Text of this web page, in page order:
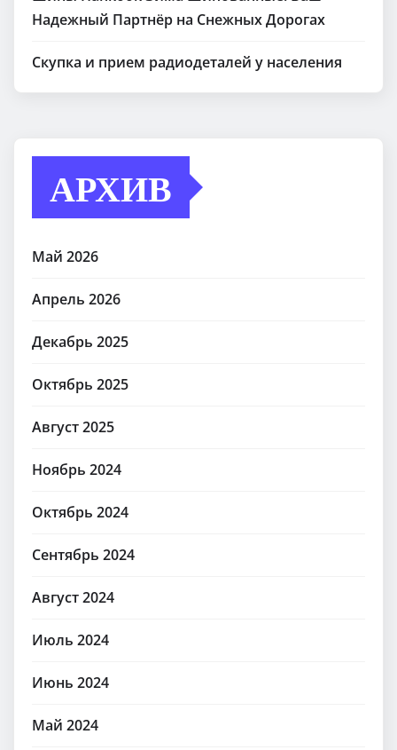
Надежный Партнёр на Снежных Дорогах
Скупка и прием радиодеталей у населения
АРХИВ
Май 2026
Апрель 2026
Декабрь 2025
Октябрь 2025
Август 2025
Ноябрь 2024
Октябрь 2024
Сентябрь 2024
Август 2024
Июль 2024
Июнь 2024
Май 2024